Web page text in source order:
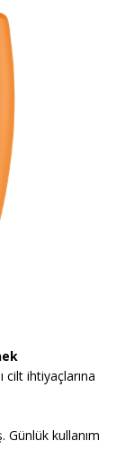
cilt ihtiyaçlarına
kullanım